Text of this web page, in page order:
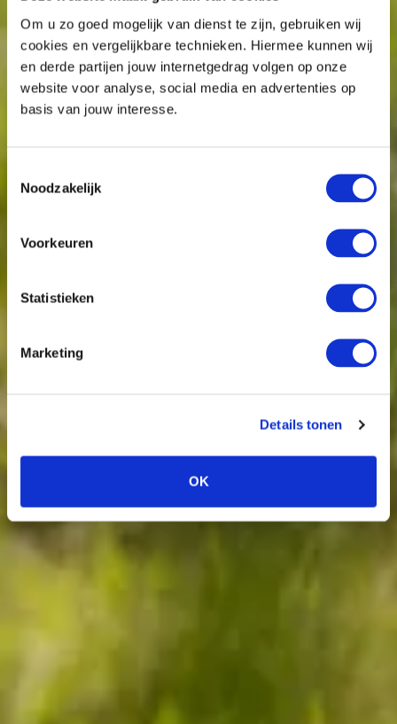
Om u zo goed mogelijk van dienst te zijn, gebruiken wij
cookies en vergelijkbare technieken. Hiermee kunnen wij
en derde partijen jouw internetgedrag volgen op onze
website voor analyse, social media en advertenties op
basis van jouw interesse.
Noodzakelijk
Voorkeuren
Statistieken
Marketing
Details tonen
OK